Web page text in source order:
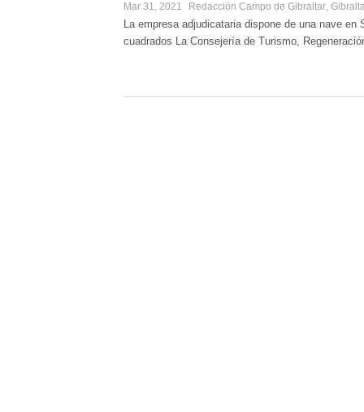
Mar 31, 2021 Redacción Campo de Gibraltar
La empresa adjudicataria dispone de una nave
cuadrados La Consejería de Turismo,